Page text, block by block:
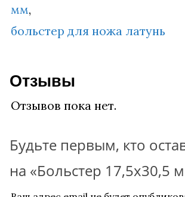
мм,
больстер для ножа латунь
Отзывы
Отзывов пока нет.
Будьте первым, кто
на «Больстер 17,5х30,5